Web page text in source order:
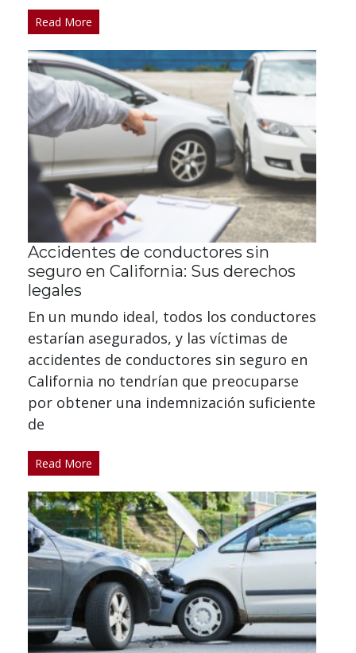
Read More
Accidentes de conductores sin
seguro en California: Sus derechos
legales
En un mundo ideal, todos los conductores
estarían asegurados, y las víctimas de
accidentes de conductores sin seguro en
California no tendrían que preocuparse
por obtener una indemnización suficiente
de
Read More